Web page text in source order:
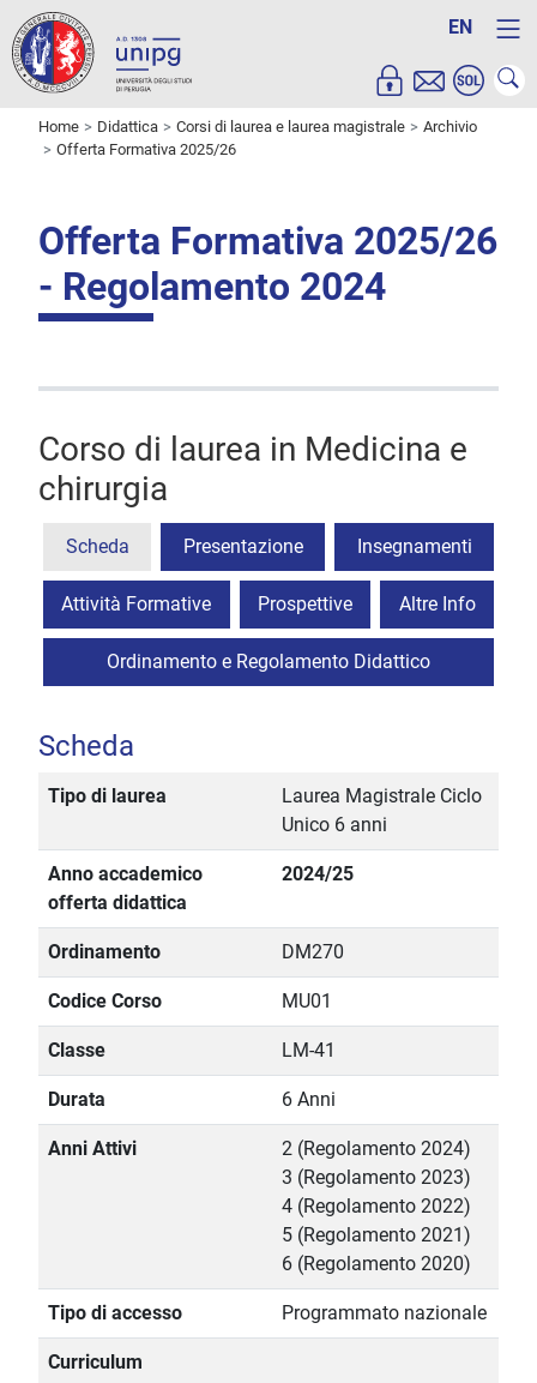
EN
Home Didattica Corsi di laurea e laurea magistrale
Archivio
Offerta Formativa 2025/26
Offerta Formativa 2025/26
- Regolamento 2024
Corso di laurea in Medicina e
chirurgia
Scheda Presentazione Insegnamenti
Attività Formative Prospettive Altre Info
Ordinamento e Regolamento Didattico
Scheda
Tipo di laurea
Laurea Magistrale Ciclo
Unico 6 anni
Anno accademico
offerta didattica
2024/25
Ordinamento DM270
Codice Corso MU01
Classe LM-41
Durata 6 Anni
Anni Attivi
2 (Regolamento 2024)
3 (Regolamento 2023)
4 (Regolamento 2022)
5 (Regolamento 2021)
6 (Regolamento 2020)
Tipo di accesso Programmato nazionale
Curriculum